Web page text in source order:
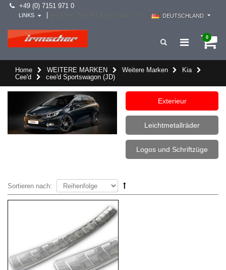
+49 (0) 7151 971 0
DEUTSCHLAND
LINKS
0
Home WEITERE MARKEN Weitere Marken
Kia
Cee'd
cee'd Sportswagon (JD)
Exterieur
Leichtmetallräder
Logos und Schriftzüge
Sortieren nach: